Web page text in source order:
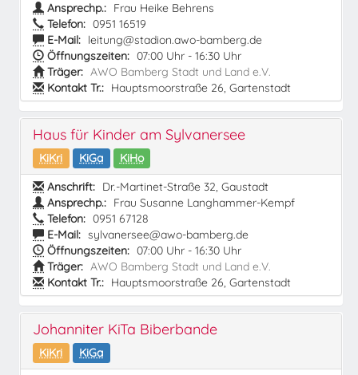
Ansprechp.: Frau Heike Behrens
Telefon: 0951 16519
E-Mail: leitung@stadion.awo-bamberg.de
Öffnungszeiten: 07:00 Uhr - 16:30 Uhr
Träger: AWO Bamberg Stadt und Land e.V.
Kontakt Tr.: Hauptsmoorstraße 26, Gartenstadt
Haus für Kinder am Sylvanersee
KiKri KiGa
KiHo
Anschrift: Dr.-Martinet-Straße 32, Gaustadt
Ansprechp.: Frau Susanne Langhammer-Kempf
Telefon: 0951 67128
E-Mail: sylvanersee@awo-bamberg.de
Öffnungszeiten: 07:00 Uhr - 16:30 Uhr
Träger: AWO Bamberg Stadt und Land e.V.
Kontakt Tr.: Hauptsmoorstraße 26, Gartenstadt
Johanniter KiTa Biberbande
KiKri
KiGa